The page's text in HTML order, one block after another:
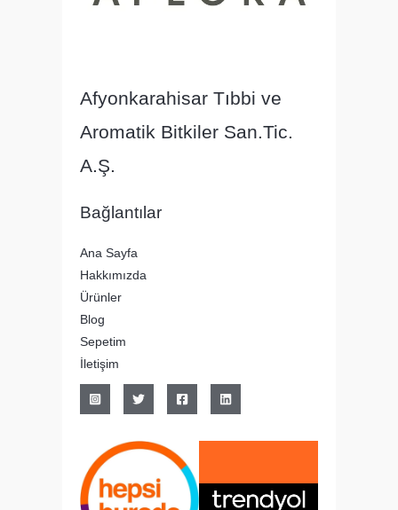
Afyonkarahisar Tıbbi ve
Aromatik Bitkiler San.Tic.
A.Ş.
Bağlantılar
Ana Sayfa
Hakkımızda
Ürünler
Blog
Sepetim
İletişim